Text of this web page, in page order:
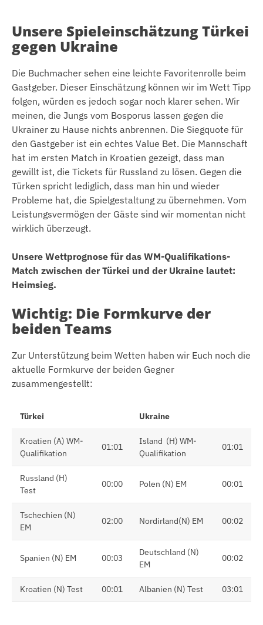
Unsere Spieleinschätzung Türkei
gegen Ukraine
Die Buchmacher sehen eine leichte Favoritenrolle beim
Gastgeber. Dieser Einschätzung können wir im Wett Tipp
folgen, würden es jedoch sogar noch klarer sehen. Wir
meinen, die Jungs vom Bosporus lassen gegen die
Ukrainer zu Hause nichts anbrennen. Die Siegquote für
den Gastgeber ist ein echtes Value Bet. Die Mannschaft
hat im ersten Match in Kroatien gezeigt, dass man
gewillt ist, die Tickets für Russland zu lösen. Gegen die
Türken spricht lediglich, dass man hin und wieder
Probleme hat, die Spielgestaltung zu übernehmen. Vom
Leistungsvermögen der Gäste sind wir momentan nicht
wirklich überzeugt.
Unsere Wettprognose für das WM-Qualifikations-
Match zwischen der Türkei und der Ukraine lautet:
Heimsieg.
Wichtig: Die Formkurve der
beiden Teams
Zur Unterstützung beim Wetten haben wir Euch noch die
aktuelle Formkurve der beiden Gegner
zusammengestellt:
Türkei Ukraine
Kroatien (A) WM-
Qualifikation
01:01
Island (H) WM-
Qualifikation
01:01
Russland (H)
Test
00:00 Polen (N) EM 00:01
Tschechien (N)
EM
02:00 Nordirland(N) EM 00:02
Spanien (N) EM 00:03
Deutschland (N)
EM
00:02
Kroatien (N) Test 00:01 Albanien (N) Test 03:01